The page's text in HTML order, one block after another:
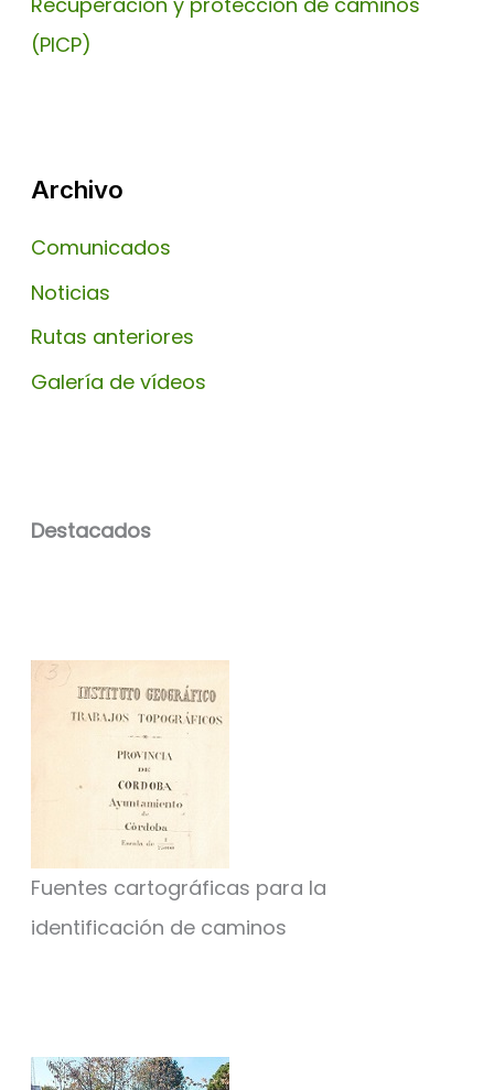
(PICP)
Archivo
Comunicados
Noticias
Rutas anteriores
Galería de vídeos
Destacados
Fuentes cartográficas para la
identificación de caminos